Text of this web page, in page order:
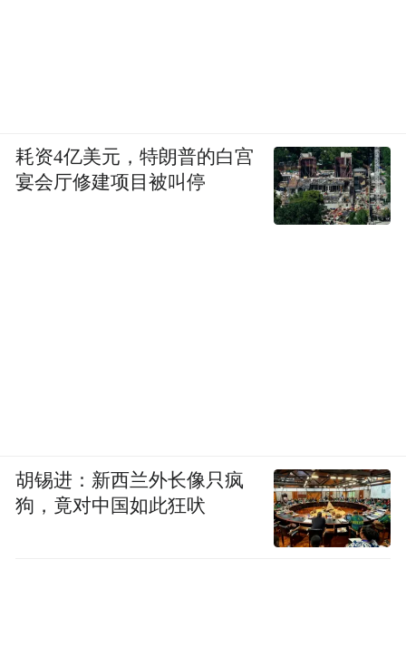
耗资4亿美元，特朗普的白宫
宴会厅修建项目被叫停
胡锡进：新西兰外长像只疯
狗，竟对中国如此狂吠